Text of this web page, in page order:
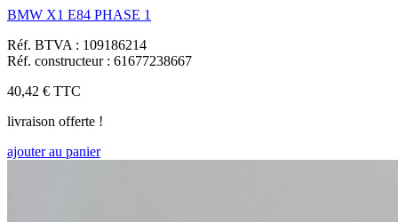
BMW X1 E84 PHASE 1
Réf. BTVA : 109186214
Réf. constructeur : 61677238667
40,42 € TTC
livraison offerte !
ajouter au panier